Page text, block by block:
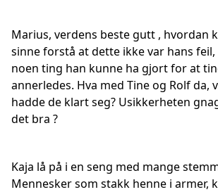
Marius, verdens beste gutt , hvordan
sinne forstå at dette ikke var hans
noen ting han kunne ha gjort for at
annerledes. Hva med Tine og Rolf da,
hadde de klart seg? Usikkerheten
det bra ?
Kaja lå på i en seng med mange
Mennesker som stakk henne i armer,